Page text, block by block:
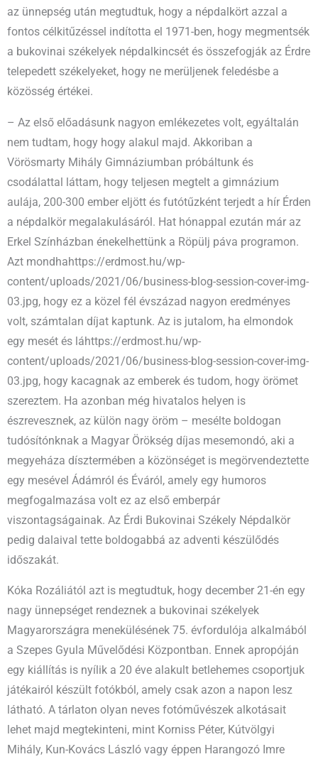
az ünnepség után megtudtuk, hogy a népdalkört azzal a
fontos célkitűzéssel indította el 1971-ben, hogy megmentsék
a bukovinai székelyek népdalkincsét és összefogják az Érdre
telepedett székelyeket, hogy ne merüljenek feledésbe a
közösség értékei.
– Az első előadásunk nagyon emlékezetes volt, egyáltalán
nem tudtam, hogy hogy alakul majd. Akkoriban a
Vörösmarty Mihály Gimnáziumban próbáltunk és
csodálattal láttam, hogy teljesen megtelt a gimnázium
aulája, 200-300 ember eljött és futótűzként terjedt a hír Érden
a népdalkör megalakulásáról. Hat hónappal ezután már az
Erkel Színházban énekelhettünk a Röpülj páva programon.
Azt mondhahttps://erdmost.hu/wp-
content/uploads/2021/06/business-blog-session-cover-img-
03.jpg, hogy ez a közel fél évszázad nagyon eredményes
volt, számtalan díjat kaptunk. Az is jutalom, ha elmondok
egy mesét és láhttps://erdmost.hu/wp-
content/uploads/2021/06/business-blog-session-cover-img-
03.jpg, hogy kacagnak az emberek és tudom, hogy örömet
szereztem. Ha azonban még hivatalos helyen is
észrevesznek, az külön nagy öröm – mesélte boldogan
tudósítónknak a Magyar Örökség díjas mesemondó, aki a
megyeháza dísztermében a közönséget is megörvendeztette
egy mesével Ádámról és Éváról, amely egy humoros
megfogalmazása volt ez az első emberpár
viszontagságainak. Az Érdi Bukovinai Székely Népdalkör
pedig dalaival tette boldogabbá az adventi készülődés
időszakát.
Kóka Rozáliától azt is megtudtuk, hogy december 21-én egy
nagy ünnepséget rendeznek a bukovinai székelyek
Magyarországra menekülésének 75. évfordulója alkalmából
a Szepes Gyula Művelődési Központban. Ennek apropóján
egy kiállítás is nyílik a 20 éve alakult betlehemes csoportjuk
játékairól készült fotókból, amely csak azon a napon lesz
látható. A tárlaton olyan neves fotóművészek alkotásait
lehet majd megtekinteni, mint Korniss Péter, Kútvölgyi
Mihály, Kun-Kovács László vagy éppen Harangozó Imre